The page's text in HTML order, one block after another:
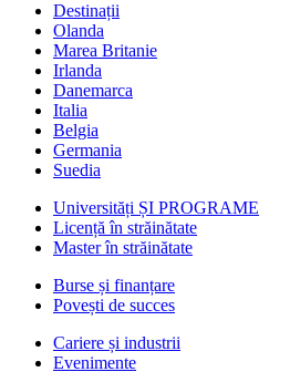
Destinații
Olanda
Marea Britanie
Irlanda
Danemarca
Italia
Belgia
Germania
Suedia
Universități ȘI PROGRAME
Licență în străinătate
Master în străinătate
Burse și finanțare
Povești de succes
Cariere și industrii
Evenimente